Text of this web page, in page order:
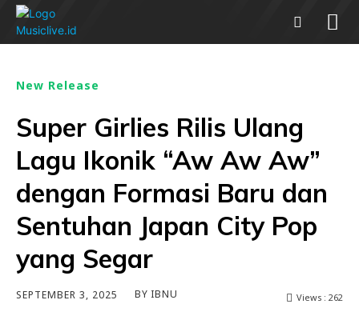
New Release
Super Girlies Rilis Ulang
Lagu Ikonik “Aw Aw Aw”
dengan Formasi Baru dan
Sentuhan Japan City Pop
yang Segar
SEPTEMBER 3, 2025 BY IBNU Views : 262